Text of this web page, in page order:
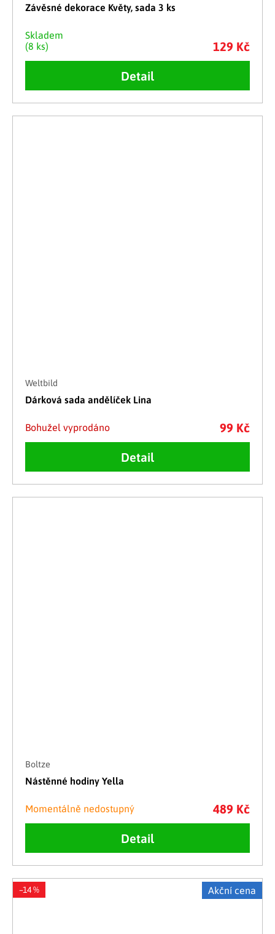
Závěsné dekorace Květy, sada 3 ks
Skladem
(8 ks)
129 Kč
Detail
Weltbild
Dárková sada andělíček Lina
Bohužel vyprodáno 99 Kč
Detail
Boltze
Nástěnné hodiny Yella
Momentálně nedostupný 489 Kč
Detail
Akční cena
–14 %